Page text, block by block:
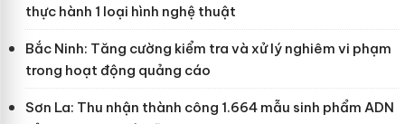
thực hành 1 loại hình nghệ thuật
Bắc Ninh: Tăng cường kiểm tra và xử lý nghiêm vi phạm
trong hoạt động quảng cáo
Sơn La: Thu nhận thành công 1.664 mẫu sinh phẩm ADN